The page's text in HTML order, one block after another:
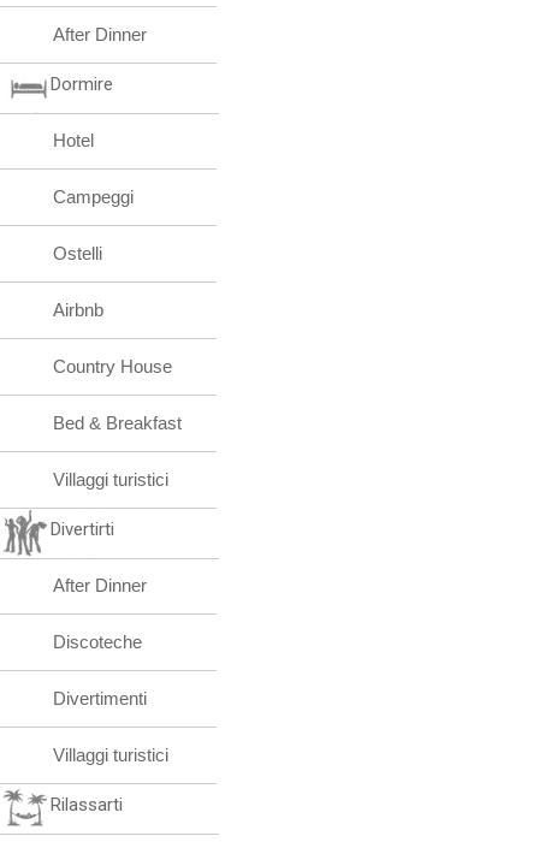
After Dinner
Dormire
Hotel
Campeggi
Ostelli
Airbnb
Country House
Bed & Breakfast
Villaggi turistici
Divertirti
After Dinner
Discoteche
Divertimenti
Villaggi turistici
Rilassarti